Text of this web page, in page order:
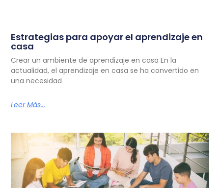
Estrategias para apoyar el aprendizaje en
casa
Crear un ambiente de aprendizaje en casa En la
actualidad, el aprendizaje en casa se ha convertido en
una necesidad
Leer Más...